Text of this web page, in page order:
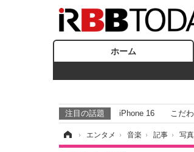
ホーム
注目の話題 iPhone 16 こだ
› エンタメ › 音楽 › 記事 › 写